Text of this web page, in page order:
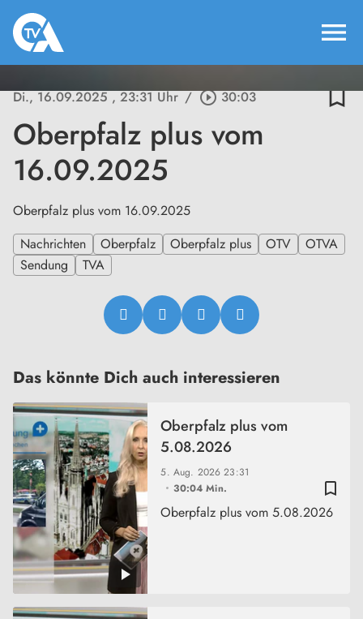
menu
Di., 16.09.2025, 23:31 Uhr / play_circle_outline30:03 bookmark_border
Oberpfalz plus vom
16.09.2025
Oberpfalz plus vom 16.09.2025
Nachrichten
Oberpfalz Oberpfalz plus OTV
OTVA
Sendung
TVA
Das könnte Dich auch interessieren
bookmark_border
5. Aug. 202623:31
30:04 Min.
Oberpfalz plus vom
5.08.2026
Oberpfalz plus vom 5.08.2026